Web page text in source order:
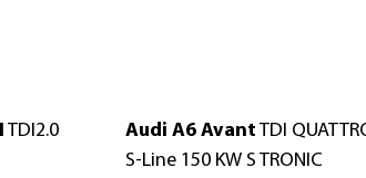
TDI2.0
Audi A6 Avant TDI
S-Line 150 KW S TRONIC